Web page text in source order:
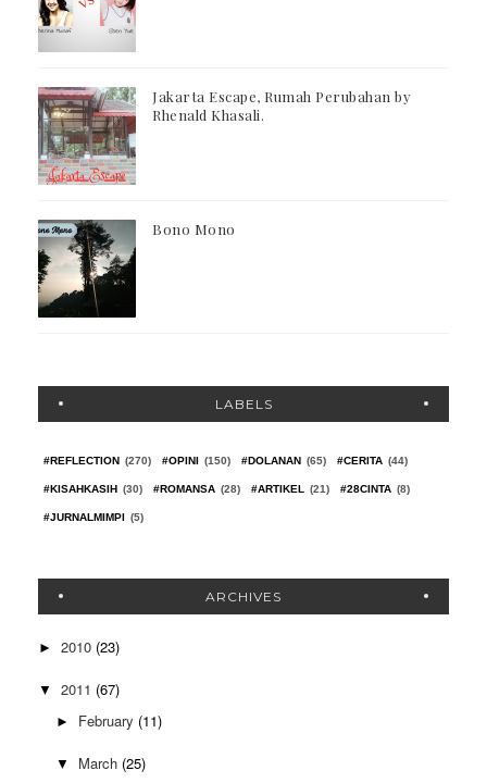
Jakarta Escape, Rumah Perubahan by
Rhenald Khasali.
Bono Mono
LABELS
#REFLECTION (270) #OPINI (150) #DOLANAN (65) #CERITA (44)
#KISAHKASIH (30) #ROMANSA (28) #ARTIKEL (21) #28CINTA (8)
#JURNALMIMPI (5)
ARCHIVES
► 2010 (23)
▼ 2011 (67)
► February (11)
▼ March (25)